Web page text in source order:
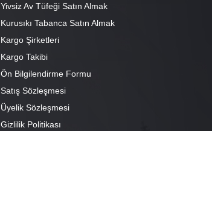
Yivsiz Av Tüfeği Satın Almak
Kurusıkı Tabanca Satın Almak
Kargo Şirketleri
Kargo Takibi
Ön Bilgilendirme Formu
Satış Sözleşmesi
Üyelik Sözleşmesi
Gizlilik Politikası